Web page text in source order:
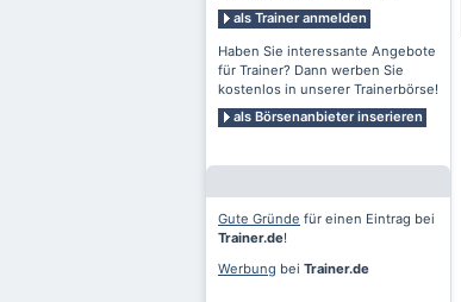
als Trainer anmelden
Haben Sie interessante Angebote
für Trainer? Dann werben Sie
kostenlos in unserer Trainerbörse!
als Börsenanbieter inserieren
Gute Gründe für einen Eintrag bei
Trainer.de!
Werbung bei Trainer.de